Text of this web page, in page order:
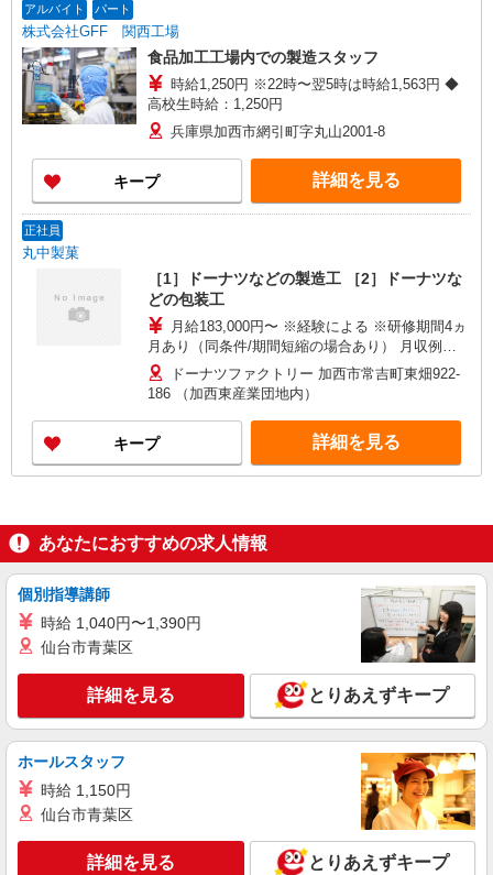
アルバイト パート
株式会社GFF 関西工場
食品加工工場内での製造スタッフ
時給1,250円 ※22時〜翌5時は時給1,563円 ◆
高校生時給：1,250円
兵庫県加西市網引町字丸山2001-8
キープ 詳細を見る
正社員
丸中製菓
［1］ドーナツなどの製造工 ［2］ドーナツな
どの包装工
月給183,000円〜 ※経験による ※研修期間4ヵ
月あり（同条件/期間短縮の場合あり） 月収例
（30歳）30万円 ※各種手当含む
ドーナツファクトリー 加西市常吉町東畑922-
186 （加西東産業団地内）
キープ 詳細を見る
あなたにおすすめの求人情報
個別指導講師
時給 1,040円〜1,390円
仙台市青葉区
詳細を見る とりあえずキープ
ホールスタッフ
時給 1,150円
仙台市青葉区
詳細を見る とりあえずキープ